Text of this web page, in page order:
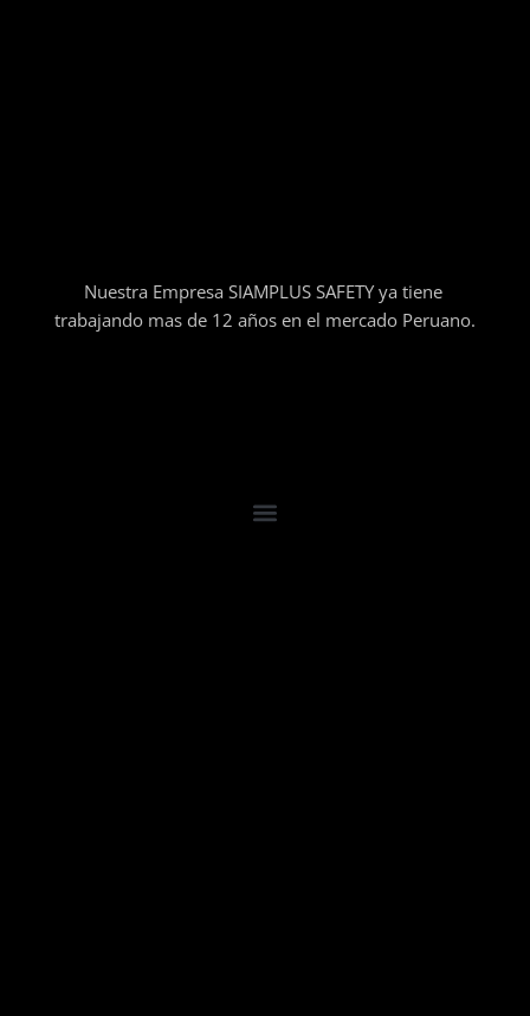
Nuestra Empresa SIAMPLUS SAFETY ya tiene
trabajando mas de 12 años en el mercado Peruano.